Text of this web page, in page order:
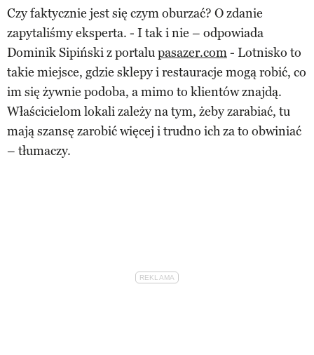
Czy faktycznie jest się czym oburzać? O zdanie
zapytaliśmy eksperta. - I tak i nie – odpowiada
Dominik Sipiński z portalupasazer.com- Lotnisko to
takie miejsce, gdzie sklepy i restauracje mogą robić, co
im się żywnie podoba, a mimo to klientów znajdą.
Właścicielom lokali zależy na tym, żeby zarabiać, tu
mają szansę zarobić więcej i trudno ich za to obwiniać
– tłumaczy.